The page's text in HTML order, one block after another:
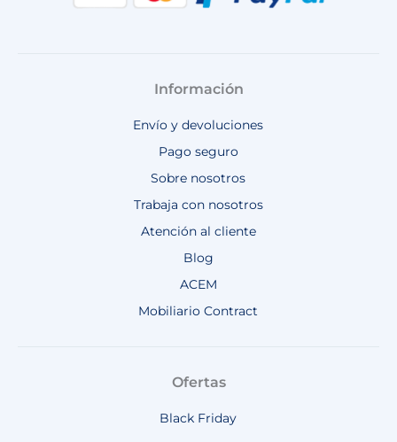
Información
Envío y devoluciones
Pago seguro
Sobre nosotros
Trabaja con nosotros
Atención al cliente
Blog
ACEM
Mobiliario Contract
Ofertas
Black Friday